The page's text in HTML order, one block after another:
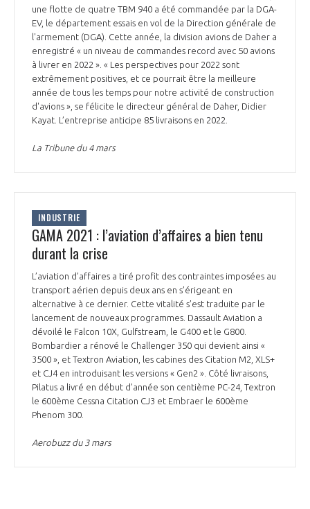
INTERNATIONALISATION
une flotte de quatre TBM 940 a été commandée par la DGA-
EV, le département essais en vol de la Direction générale de
l'armement (DGA). Cette année, la division avions de Daher a
enregistré « un niveau de commandes record avec 50 avions
à livrer en 2022 ». « Les perspectives pour 2022 sont
extrêmement positives, et ce pourrait être la meilleure
année de tous les temps pour notre activité de construction
d'avions », se félicite le directeur général de Daher, Didier
Kayat. L’entreprise anticipe 85 livraisons en 2022.
La Tribune du 4 mars
INDUSTRIE
GAMA 2021 : l’aviation d’affaires a bien tenu
durant la crise
L’aviation d’affaires a tiré profit des contraintes imposées au
transport aérien depuis deux ans en s’érigeant en
alternative à ce dernier. Cette vitalité s’est traduite par le
lancement de nouveaux programmes. Dassault Aviation a
dévoilé le Falcon 10X, Gulfstream, le G400 et le G800.
Bombardier a rénové le Challenger 350 qui devient ainsi «
3500 », et Textron Aviation, les cabines des Citation M2, XLS+
et CJ4 en introduisant les versions « Gen2 ». Côté livraisons,
Pilatus a livré en début d’année son centième PC-24, Textron
le 600ème Cessna Citation CJ3 et Embraer le 600ème
Phenom 300.
Aerobuzz du 3 mars